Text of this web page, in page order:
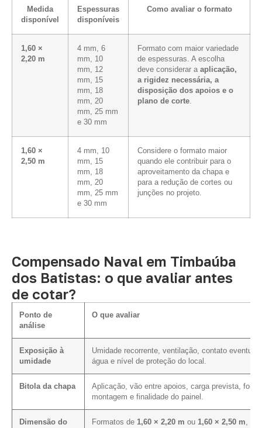
Medida
disponível
Espessuras
disponíveis
Como avaliar o formato
1,60 ×
2,20 m
4 mm, 6
mm, 10
mm, 12
mm, 15
mm, 18
mm, 20
mm, 25 mm
e 30 mm
Formato com maior variedade
de espessuras. A escolha
deve considerar a aplicação,
a rigidez necessária, a
disposição dos apoios e o
plano de corte.
1,60 ×
2,50 m
4 mm, 10
mm, 15
mm, 18
mm, 20
mm, 25 mm
e 30 mm
Considere o formato maior
quando ele contribuir para o
aproveitamento da chapa e
para a redução de cortes ou
junções no projeto.
Compensado Naval em Timbaúba
dos Batistas: o que avaliar antes
de cotar?
Ponto de
análise
O que avaliar
Exposição à
umidade
Umidade recorrente, ventilação, contato eventual
água e nível de proteção do local.
Bitola da chapa
Aplicação, vão entre apoios, carga prevista,
montagem e finalidade do painel.
Dimensão do
Formatos de 1,60 × 2,20 m ou 1,60 × 2,50 m,